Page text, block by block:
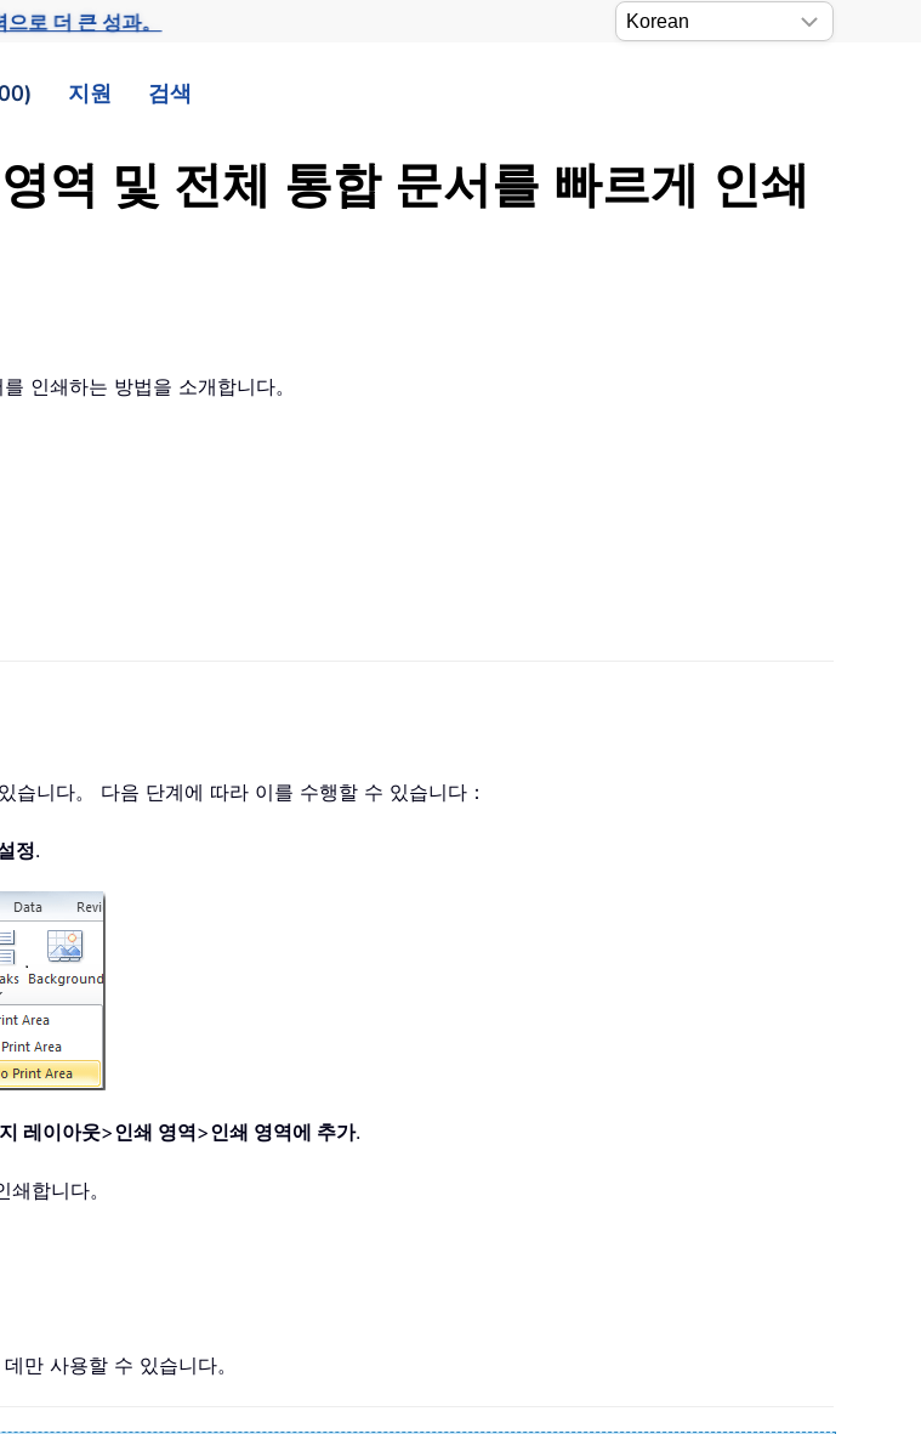
으로 더 큰 성과。
지원 검색
역 및 전체 통합 문서를 빠르게 인쇄
인쇄하는 방법을 소개합니다。
니다。 다음 단계에 따라 이를 수행할 수 있습니다：
정.
레이아웃>인쇄 영역>인쇄 영역에 추가.
합니다。
만 사용할 수 있습니다。